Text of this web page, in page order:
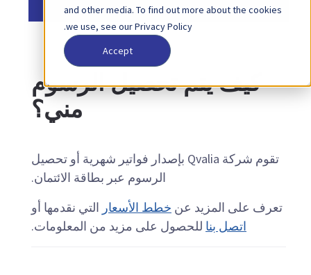
and other media. To find out more about the cookies
we use, see our Privacy Policy.
Accept
كيف يتم تحصيل الرسوم
مني؟
تقوم شركة Qvalia بإصدار فواتير شهرية أو تحصيل
الرسوم عبر بطاقة الائتمان.
تعرف على المزيد عن خطط الأسعار التي نقدمها أو
اتصل بنا للحصول على مزيد من المعلومات.